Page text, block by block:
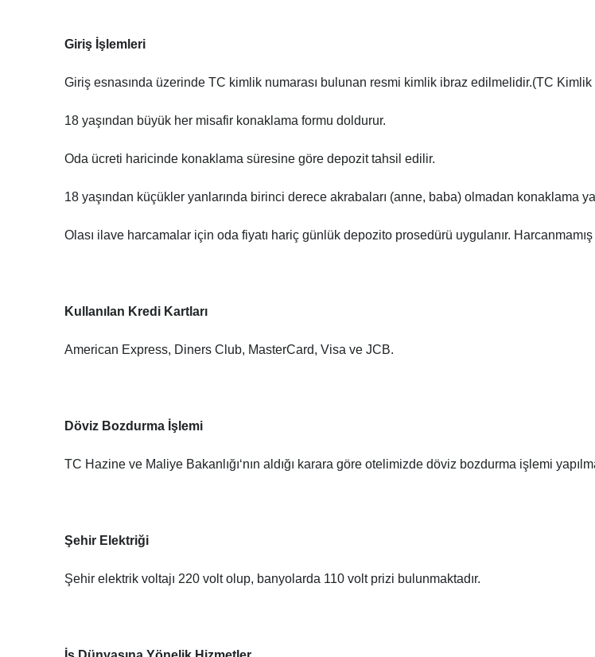
Giriş İşlemleri
Giriş esnasında üzerinde TC kimlik numarası bulunan resmi kimlik ibraz edilmelidir.(TC Kimlik
18 yaşından büyük her misafir konaklama formu doldurur.
Oda ücreti haricinde konaklama süresine göre depozit tahsil edilir.
18 yaşından küçükler yanlarında birinci derece akrabaları (anne, baba) olmadan konaklama
Olası ilave harcamalar için oda fiyatı hariç günlük depozito prosedürü uygulanır. Harcanmamış
Kullanılan Kredi Kartları
American Express, Diners Club, MasterCard, Visa ve JCB.
Döviz Bozdurma İşlemi
TC Hazine ve Maliye Bakanlığı‘nın aldığı karara göre otelimizde döviz bozdurma işlemi
Şehir Elektriği
Şehir elektrik voltajı 220 volt olup, banyolarda 110 volt prizi bulunmaktadır.